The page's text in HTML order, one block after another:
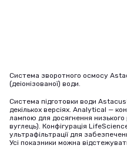
Система зворотного осмосу
(деіонізованої) води.
Система підготовки води
декількох версіях. Analytical —
лампою для досягнення низького
вуглець). Конфігурація
ультрафільтрації для
Усі показники можна